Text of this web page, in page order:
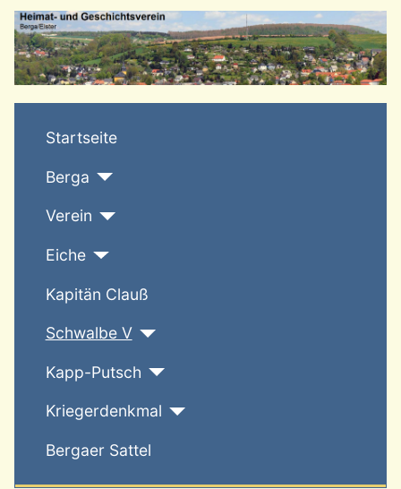
Startseite
Berga
Verein
Eiche
Kapitän Clauß
Schwalbe V
Kapp-Putsch
Kriegerdenkmal
Bergaer Sattel